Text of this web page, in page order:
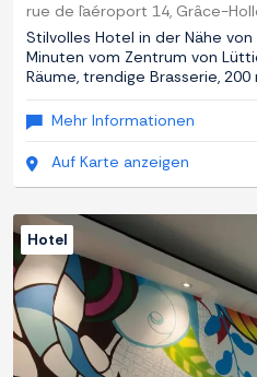
rue de l`aéroport 14, Grâce-
Stilvolles Hotel in der Nähe
Minuten vom Zentrum von
Räume, trendige Brasserie,
Mehr Informationen
Auf Karte anzeigen
Hotel